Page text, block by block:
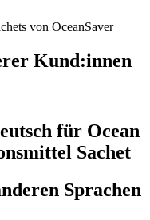
von OceanSaver
Kund:innen
für Ocean
Sachet
Sprachen